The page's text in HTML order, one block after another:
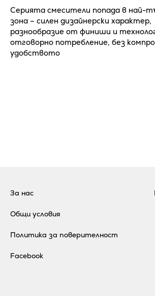
Серията смесители попада в най-
зона – силен дизайнерски характер,
разнообразие от финиши и
отговорно потребление, без
удобството
За нас
Общи условия
Политика за поверителност
Facebook